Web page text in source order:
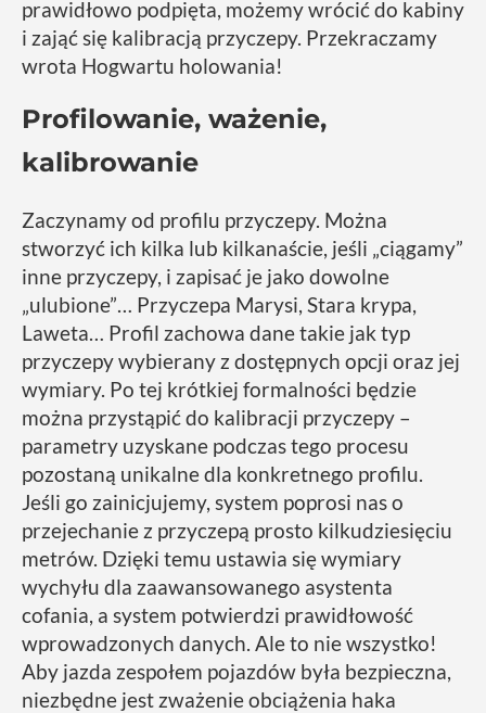
prawidłowo podpięta, możemy wrócić do kabiny
i zająć się kalibracją przyczepy. Przekraczamy
wrota Hogwartu holowania!
Profilowanie, ważenie,
kalibrowanie
Zaczynamy od profilu przyczepy. Można
stworzyć ich kilka lub kilkanaście, jeśli „ciągamy”
inne przyczepy, i zapisać je jako dowolne
„ulubione”… Przyczepa Marysi, Stara krypa,
Laweta… Profil zachowa dane takie jak typ
przyczepy wybierany z dostępnych opcji oraz jej
wymiary. Po tej krótkiej formalności będzie
można przystąpić do kalibracji przyczepy –
parametry uzyskane podczas tego procesu
pozostaną unikalne dla konkretnego profilu.
Jeśli go zainicjujemy, system poprosi nas o
przejechanie z przyczepą prosto kilkudziesięciu
metrów. Dzięki temu ustawia się wymiary
wychyłu dla zaawansowanego asystenta
cofania, a system potwierdzi prawidłowość
wprowadzonych danych. Ale to nie wszystko!
Aby jazda zespołem pojazdów była bezpieczna,
niezbędne jest zważenie obciążenia haka